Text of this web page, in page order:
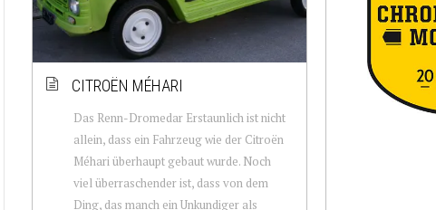
CITROËN MÉHARI
Das Renn-Dromedar Erstaunlich ist nicht
allein, dass ein Fahrzeug wie der Citroën
Méhari überhaupt gebaut wurde. Noch
viel überraschender ist, dass von dem
Ding, das manch ein Unkundiger als